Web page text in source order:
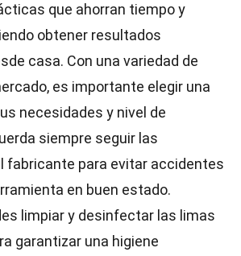
que ahorran tiempo y
obtener resultados
casa. Con una variedad de
es importante elegir una
necesidades y nivel de
siempre seguir las
fabricante para evitar accidentes
en buen estado.
limpiar y desinfectar las limas
garantizar una higiene